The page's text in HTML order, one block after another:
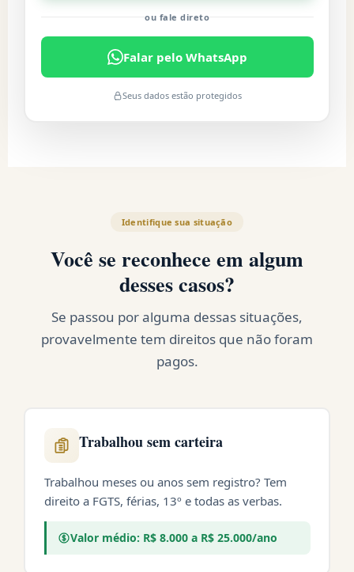
ou fale direto
Falar pelo WhatsApp
Seus dados estão protegidos
Identifique sua situação
Você se reconhece em algum
desses casos?
Se passou por alguma dessas situações,
provavelmente tem direitos que não foram
pagos.
Trabalhou sem carteira
Trabalhou meses ou anos sem registro? Tem
direito a FGTS, férias, 13º e todas as verbas.
Valor médio: R$ 8.000 a R$ 25.000/ano